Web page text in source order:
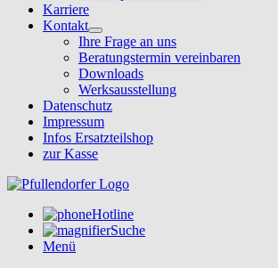
Karriere
Kontakt
Ihre Frage an uns
Beratungstermin vereinbaren
Downloads
Werksausstellung
Datenschutz
Impressum
Infos Ersatzteilshop
zur Kasse
Hotline
Suche
Menü